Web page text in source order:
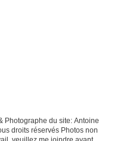
Photographe du site: Antoine
droits réservés Photos non